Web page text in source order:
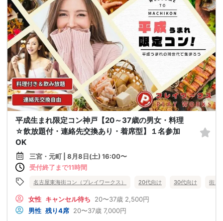
平成生まれ限定コン神戸【20～37歳の男女・料理
☆飲放題付・連絡先交換あり・着席型】１名参加
OK
三宮・元町 | 8月8日(土) 16:00〜
受付終了まで11時間
名古屋東海街コン（プレイワークス） 20代向け 30代向け 街コ
女性 キャンセル待ち 20〜37歳 2,500円
男性 残り4席 20〜37歳 7,000円